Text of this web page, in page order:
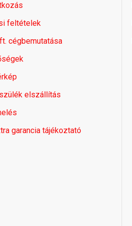
feltételek
cégbemutatása
elszállítás
garancia tájékoztató